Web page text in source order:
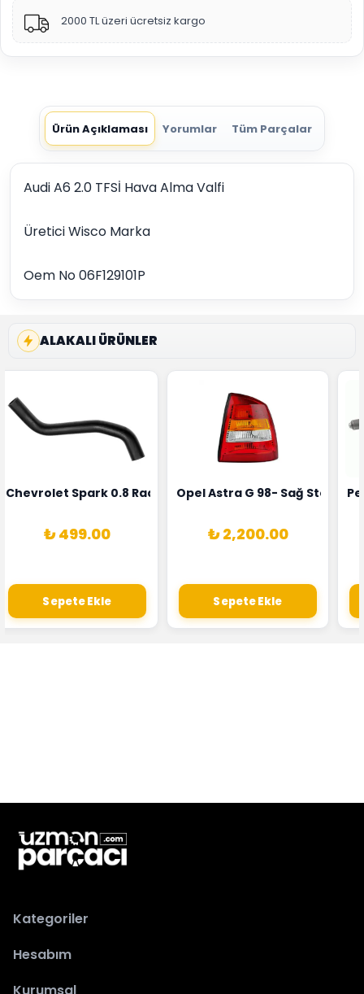
2000 TL üzeri ücretsiz kargo
Ürün Açıklaması Yorumlar Tüm Parçalar
Audi A6 2.0 TFSİ Hava Alma Valfi
Üretici Wisco Marka
Oem No 06F129101P
ALAKALI ÜRÜNLER
1628HN-0258010081
Alternatörü Valeo Marka 05E903018G
Chevrolet Spark 0.8 Radyatör Üst Hortumu Rapro Marka
₺ 499.00
Sepete Ekle
Opel Astra G 98- Sağ Stop
₺ 2,200.00
Sepete Ekle
Kategoriler
Hesabım